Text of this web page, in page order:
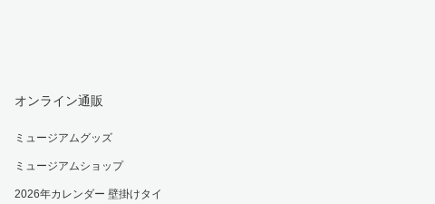
オンライン通販
ミュージアムグッズ
ミュージアムショップ
2026年カレンダー 壁掛けタイ